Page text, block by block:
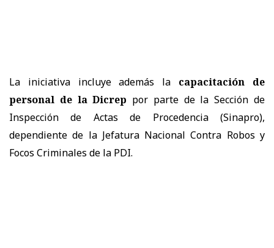
La iniciativa incluye además la capacitación de
personal de la Dicrep por parte de la Sección de
Inspección de Actas de Procedencia (Sinapro),
dependiente de la Jefatura Nacional Contra Robos y
Focos Criminales de la PDI.